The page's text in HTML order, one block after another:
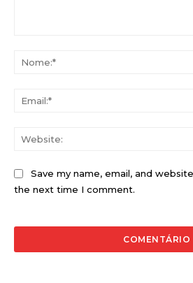
Save my name, email, and
the next time I comment.